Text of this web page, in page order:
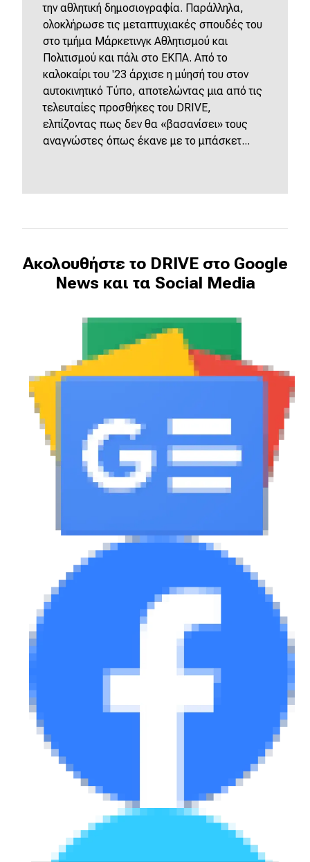
την αθλητική δημοσιογραφία. Παράλληλα,
ολοκλήρωσε τις μεταπτυχιακές σπουδές του
στο τμήμα Μάρκετινγκ Αθλητισμού και
Πολιτισμού και πάλι στο ΕΚΠΑ. Από το
καλοκαίρι του '23 άρχισε η μύησή του στον
αυτοκινητικό Τύπο, αποτελώντας μια από τις
τελευταίες προσθήκες του DRIVE,
ελπίζοντας πως δεν θα «βασανίσει» τους
αναγνώστες όπως έκανε με το μπάσκετ...
Ακολουθήστε το DRIVE στο Google
News και τα Social Media